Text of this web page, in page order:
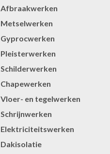
Afbraakwerken
Metselwerken
Gyprocwerken
Pleisterwerken
Schilderwerken
Chapewerken
Vloer- en tegelwerken
Schrijnwerken
Elektriciteitswerken
Dakisolatie